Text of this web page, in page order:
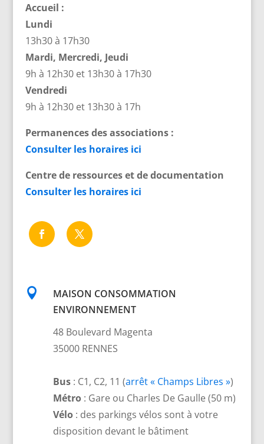
Accueil :
Lundi
13h30 à 17h30
Mardi, Mercredi, Jeudi
9h à 12h30 et 13h30 à 17h30
Vendredi
9h à 12h30 et 13h30 à 17h
Permanences des associations :
Consulter les horaires ici
Centre de ressources et de documentation
Consulter les horaires ici

MAISON CONSOMMATION
ENVIRONNEMENT
48 Boulevard Magenta
35000 RENNES
Bus: C1, C2, 11 (arrêt « Champs Libres »)
Métro: Gare ou Charles De Gaulle (50 m)
Vélo: des parkings vélos sont à votre
disposition devant le bâtiment